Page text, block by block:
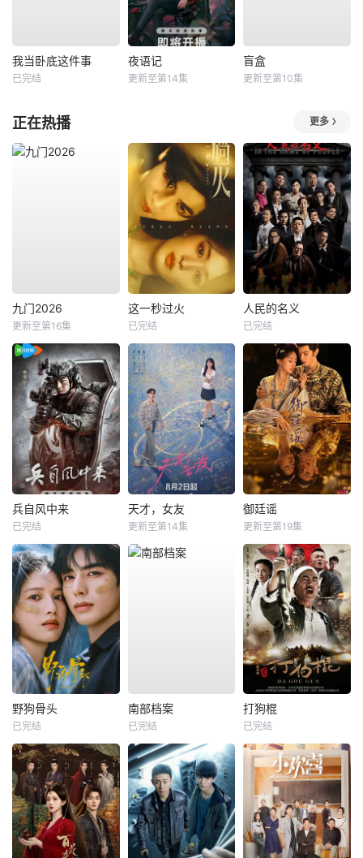
我当卧底这件事
已完结
夜语记
更新至第14集
盲盒
更新至第10集
正在热播 更多
九门2026
更新至第16集
这一秒过火
已完结
人民的名义
已完结
兵自风中来
已完结
天才，女友
更新至第14集
御廷谣
更新至第19集
野狗骨头
已完结
南部档案
已完结
打狗棍
已完结